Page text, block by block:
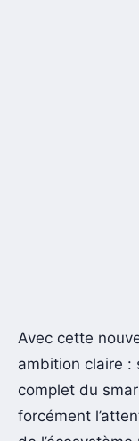
Avec cette
ambition claire :
complet du
forcément